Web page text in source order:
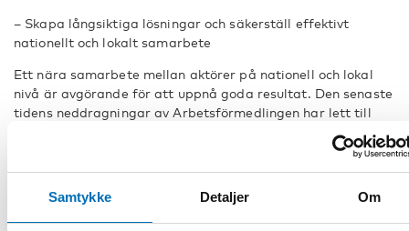
Samtykke Detaljer Om
– Skapa långsiktiga lösningar och säkerställ effektivt
nationellt och lokalt samarbete
Ett nära samarbete mellan aktörer på nationell och lokal
nivå är avgörande för att uppnå goda resultat. Den senaste
tidens neddragningar av Arbetsförmedlingen har lett till
svårigheter för kommuner där myndigheten har stängt
lokalkontor. Nationella beslutsfattare måste anslå
tillräckliga medel så att program som riktar sig till
långtidsarbetslösa kan pågå så länge det finns behov.
Att rusta långtidsarbetslösa är kostsamt men det är en